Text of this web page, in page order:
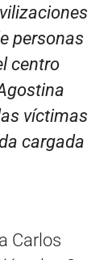
personas
centro
víctimas
cargada
Carlos